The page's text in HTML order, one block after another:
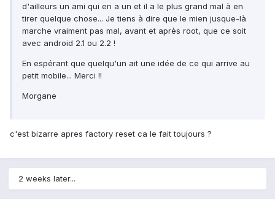
d'ailleurs un ami qui en a un et il a le plus grand mal à en
tirer quelque chose... Je tiens à dire que le mien jusque-là
marche vraiment pas mal, avant et après root, que ce soit
avec android 2.1 ou 2.2 !
En espérant que quelqu'un ait une idée de ce qui arrive au
petit mobile... Merci !!
Morgane
c'est bizarre apres factory reset ca le fait toujours ?
2 weeks later...